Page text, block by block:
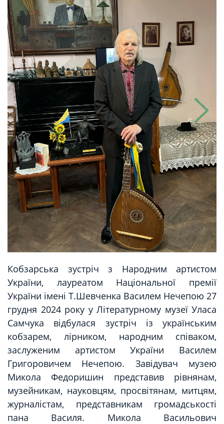
Кобзарська зустріч з Народним артистом
України, лауреатом Національної премії
України імені Т.Шевченка Василем Нечепою 27
грудня 2024 року у Літературному музеї Уласа
Самчука відбулася зустріч із українським
кобзарем, лірником, народним співаком,
заслуженим артистом України Василем
Григоровичем Нечепою. Завідувач музею
Микола Федоришин представив рівнянам,
музейникам, науковцям, просвітянам, митцям,
журналістам, представникам громадськості
пана Василя. Микола Васильович